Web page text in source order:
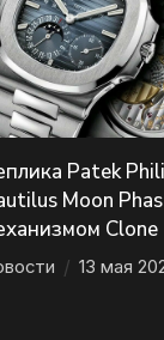
Patek
Moon
Clone
/ 13 мая